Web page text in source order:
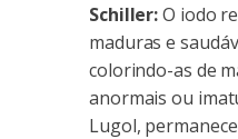
Schiller:O iodo
maduras e
colorindo-as de
anormais ou
Lugol,